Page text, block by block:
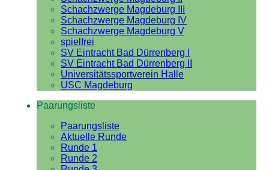
Schachzwerge Magdeburg III
Schachzwerge Magdeburg IV
Schachzwerge Magdeburg V
spielfrei
SV Eintracht Bad Dürrenberg I
SV Eintracht Bad Dürrenberg II
Universitätssportverein Halle
USC Magdeburg
Paarungsliste
Paarungsliste
Aktuelle Runde
Runde 1
Runde 2